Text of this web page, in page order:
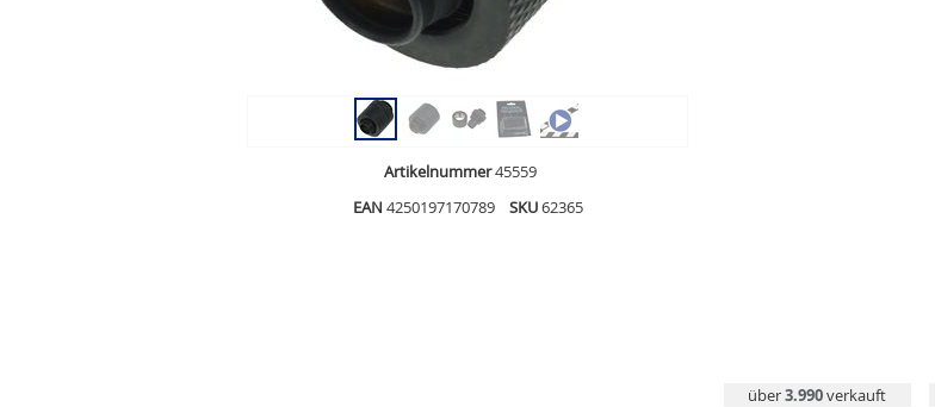
Artikelnummer45559
EAN 4250197170789 SKU62365
über3.990verkauft